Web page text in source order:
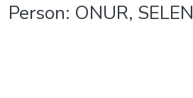
Person: ONUR, SELEN